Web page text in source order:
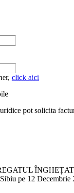
click aici
pot solicita
pe 12 Decembrie